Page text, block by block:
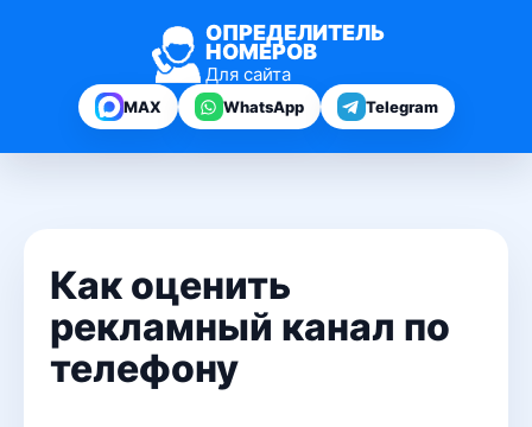
ОПРЕДЕЛИТЕЛЬ
НОМЕРОВ
Для сайта
MAX WhatsApp Telegram
Как оценить
рекламный канал по
телефону